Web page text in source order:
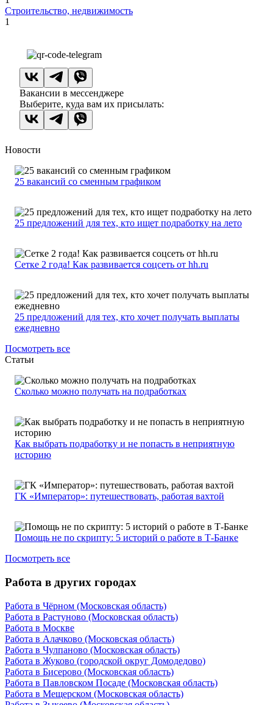
Строительство, недвижимость
1
Вакансии в мессенджере
Выберите, куда вам их присылать:
Новости
25 вакансий со сменным графиком
25 предложений для тех, кто ищет подработку на лето
Сетке 2 года! Как развивается соцсеть от hh.ru
25 предложений для тех, кто хочет получать выплаты
ежедневно
Посмотреть все
Статьи
Сколько можно получать на подработках
Как выбрать подработку и не попасть в неприятную
историю
ГК «Император»: путешествовать, работая вахтой
Помощь не по скрипту: 5 историй о работе в Т-Банке
Посмотреть все
Работа в других городах
Работа в Чёрном (Московская область)
Работа в Растуново (Московская область)
Работа в Москве
Работа в Алачково (Московская область)
Работа в Чулпаново (Московская область)
Работа в Жуково (городской округ Домодедово)
Работа в Бисерово (Московская область)
Работа в Павловском Посаде (Московская область)
Работа в Мещерском (Московская область)